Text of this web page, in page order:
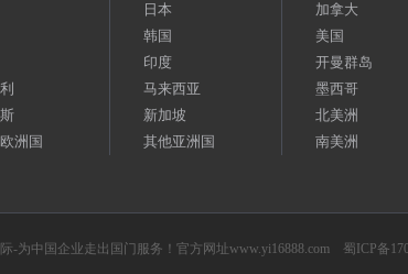
洲国
日本
韩国
印度
马来西亚
新加坡
其他亚洲国
加拿大
美国
开曼群岛
墨西哥
北美洲
南美洲
-为中国企业走出国门服务！官方网址www.yi16888.com 蜀ICP备